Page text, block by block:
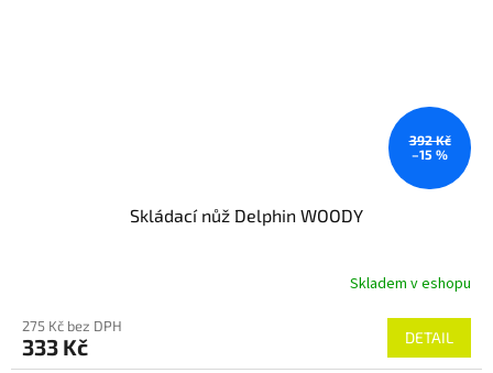
392 Kč
–15 %
Skládací nůž Delphin WOODY
Skladem v eshopu
275 Kč bez DPH
333 Kč DETAIL